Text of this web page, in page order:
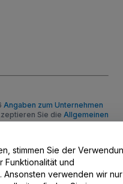
Angaben zum Unternehmen
Sie die Allgemeinen
sowie die
stimmen Sie der
und